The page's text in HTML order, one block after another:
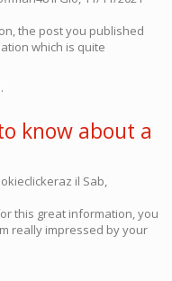
the post you published
which is quite
know about a
il Sab,
this great information, you
really impressed by your